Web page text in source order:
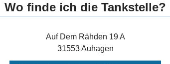
Wo finde ich die Tankstelle?
Auf Dem Rähden 19 A
31553 Auhagen